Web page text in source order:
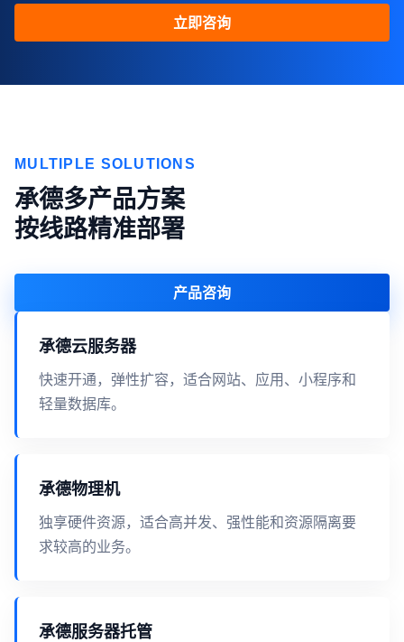
立即咨询
MULTIPLE SOLUTIONS
承德多产品方案
按线路精准部署
产品咨询
承德云服务器
快速开通，弹性扩容，适合网站、应用、小程序和
轻量数据库。
承德物理机
独享硬件资源，适合高并发、强性能和资源隔离要
求较高的业务。
承德服务器托管